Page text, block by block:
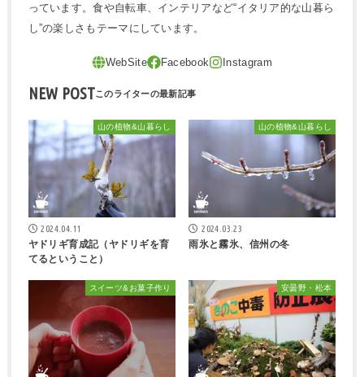
っています。食や自転車、インテリアなど“イタリア的な山暮ら
し”の楽しさもテーマにしています。
NEW POST
山の植物&山暮らし
2024.04.11
ヤドリギ育成記（ヤドリギを育
てるということ）
山の植物&山暮らし
2024.03.23
雨氷と霧氷、信州の冬
スイーツ&お菓子作り 安曇野・松本